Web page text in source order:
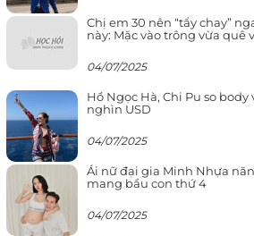
Chị em 30 nên “tẩy chay”
này: Mặc vào trông vừa quê
04/07/2025
Hồ Ngọc Hà, Chi Pu so
nghìn USD
04/07/2025
Ái nữ đại gia Minh Nhựa
mang bầu con thứ 4
04/07/2025